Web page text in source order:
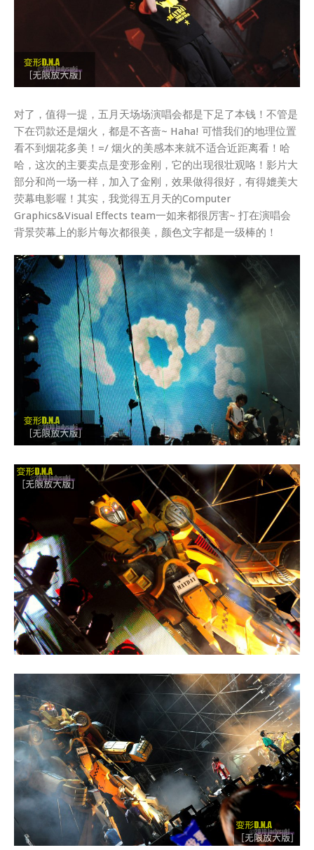
对了，值得一提，五月天场场演唱会都是下足了本钱！不管是
下在罚款还是烟火，都是不吝啬~ Haha! 可惜我们的地理位置
看不到烟花多美！=/ 烟火的美感本来就不适合近距离看！哈
哈，这次的主要卖点是变形金刚，它的出现很壮观咯！影片大
部分和尚一场一样，加入了金刚，效果做得很好，有得媲美大
荧幕电影喔！其实，我觉得五月天的Computer
Graphics&Visual Effects team一如来都很厉害~ 打在演唱会
背景荧幕上的影片每次都很美，颜色文字都是一级棒的！